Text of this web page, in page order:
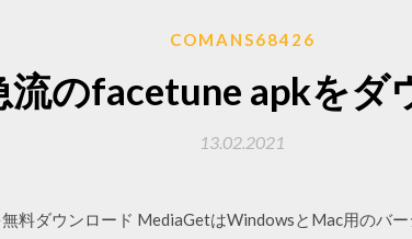
COMANS68426
流のfacetune apkをダ
13.02.2021
料ダウンロード MediaGetはWindowsとMac用のバ